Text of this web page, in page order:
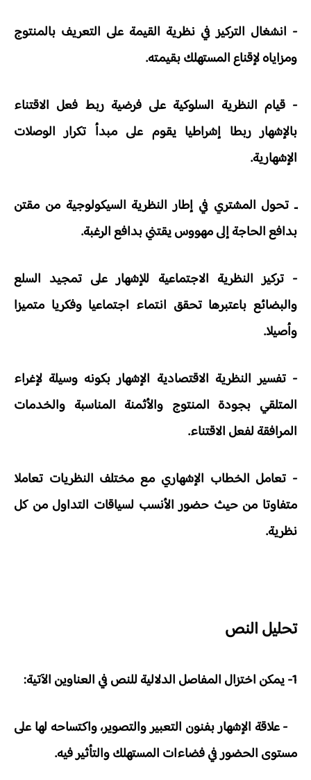
- انشغال التركيز في نظرية القيمة على التعريف بالمنتوج
ومزاياه لإقناع المستهلك بقيمته.
- قيام النظرية السلوكية على فرضية ربط فعل الاقتناء
بالإشهار ربطا إشراطيا يقوم على مبدأ تكرار الوصلات
الإشهارية.
ـ تحول المشتري في إطار النظرية السيكولوجية من مقتن
بدافع الحاجة إلى مهووس يقتني بدافع الرغبة.
- تركيز النظرية الاجتماعية للإشهار على تمجيد السلع
والبضائع باعتبرها تحقق انتماء اجتماعيا وفكريا متميزا
وأصيلا.
- تفسير النظرية الاقتصادية الإشهار بكونه وسيلة لإغراء
المتلقي بجودة المنتوج والأثمنة المناسبة والخدمات
المرافقة لفعل الاقتناء.
- تعامل الخطاب الإشهاري مع مختلف النظريات تعاملا
متفاوتا من حيث حضور الأنسب لسياقات التداول من كل
نظرية.
تحليل النص
1- يمكن اختزال المفاصل الدلالية للنص في العناوين الآتية:
- علاقة الإشهار بفنون التعبير والتصوير، واكتساحه لها على
مستوى الحضور في فضاءات المستهلك والتأثير فيه.